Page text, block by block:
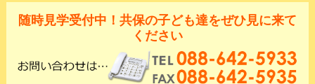
随時見学受付中！共保の子ども達をぜひ見に来て
ください